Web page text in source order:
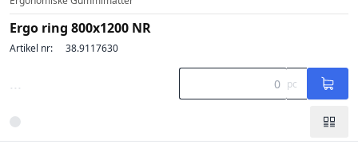
Ergo ring 800x1200 NR
Artikel nr: 38.9117630
... pc